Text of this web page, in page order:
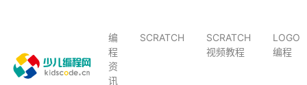
编
程
资
讯
SCRATCH
SCRATCH
视频教程
LOGO
编程